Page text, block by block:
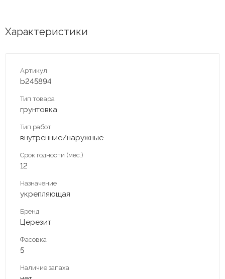
Характеристики
Артикул
b245894
Тип товара
грунтовка
Тип работ
внутренние/наружные
Срок годности (мес.)
12
Назначение
укрепляющая
Бренд
Церезит
Фасовка
5
Наличие запаха